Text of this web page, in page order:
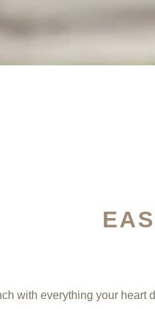
with everything your heart